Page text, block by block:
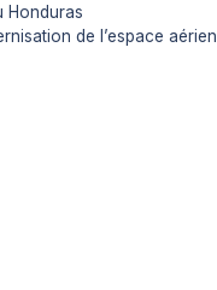
Honduras
de l’espace aérien